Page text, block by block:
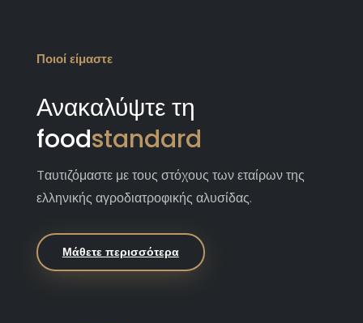
Ποιοί είμαστε
Ανακαλύψτε τη
foodstandard
Tαυτιζόμαστε με τους στόχους των εταίρων της
ελληνικής αγροδιατροφικής αλυσίδας.
Μάθετε περισσότερα